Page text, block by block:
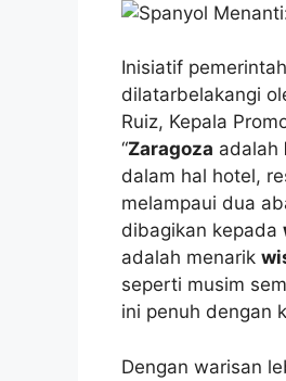
Inisiatif
dilatarbelakangi
Ruiz, Kepala
“Zaragoza adalah
dalam hal hotel,
melampaui dua
dibagikan kepada
adalah menarik
seperti musim
ini penuh dengan
Dengan warisan